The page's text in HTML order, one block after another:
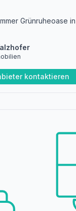
Grünruheoase
kontaktieren